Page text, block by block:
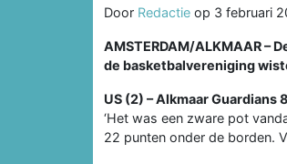
Door Redactie op 3 februari
AMSTERDAM/ALKMAAR–
de basketbalvereniging
US (2) – Alkmaar Guardians
‘Het was een zware pot
22 punten onder de borden.